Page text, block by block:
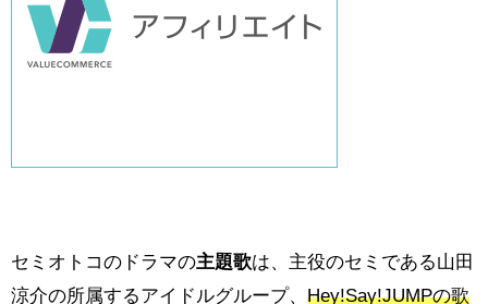
セミオトコのドラマの主題歌は、主役のセミである山田
涼介の所属するアイドルグループ、 Hey!Say!JUMPの歌